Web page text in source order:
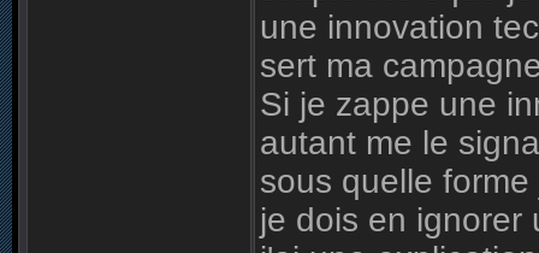
une innovation
sert ma
Si je zappe une
autant me le
sous quelle
je dois en ignorer